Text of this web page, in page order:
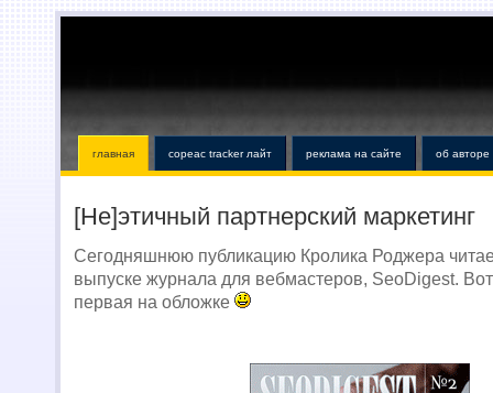
главная copeac tracker лайт реклама на сайте об авторе
[Не]этичный партнерский маркетинг
Сегодняшнюю публикацию Кролика Роджера
выпуске журнала для вебмастеров, SeoDigest.
первая на обложке